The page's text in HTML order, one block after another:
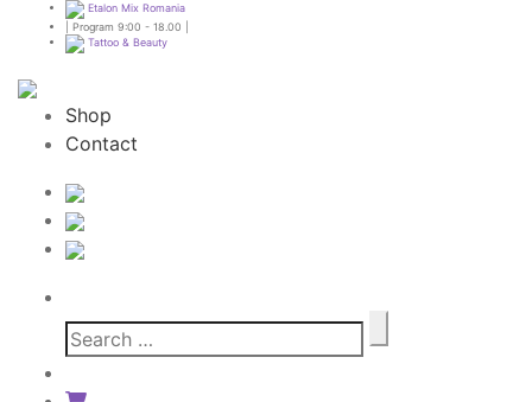
Etalon Mix Romania
| Program 9:00 - 18.00 |
Tattoo & Beauty
Shop
Contact